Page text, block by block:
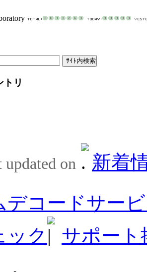
トリ
updated on
新着
デコードサー
ック
サポート